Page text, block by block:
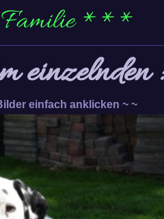
***
einzelnden :
einfach anklicken ~ ~